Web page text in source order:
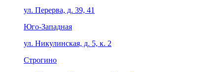
ул. Перерва, д. 39, 41
Юго-Западная
ул. Никулинская, д. 5, к. 2
Строгино